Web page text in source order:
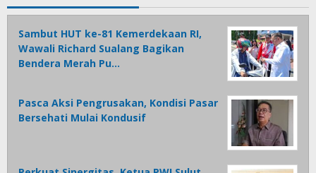
Sambut HUT ke-81 Kemerdekaan RI,
Wawali Richard Sualang Bagikan
Bendera Merah Pu…
Pasca Aksi Pengrusakan, Kondisi Pasar
Bersehati Mulai Kondusif